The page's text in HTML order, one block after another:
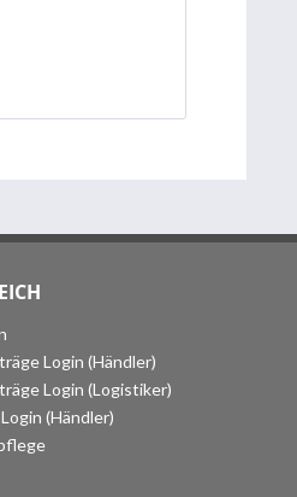
Login (Händler)
Login (Logistiker)
(Händler)